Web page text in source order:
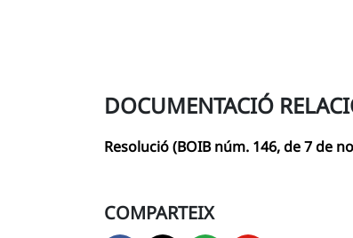
DOCUMENTACIÓ
Resolució (BOIB núm. 146, de 7 de
COMPARTEIX